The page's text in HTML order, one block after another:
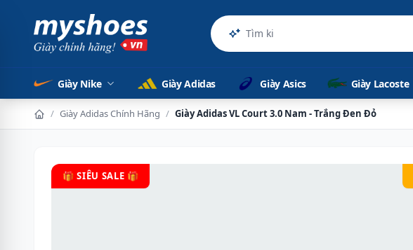
Sản phẩm
Giày Nike Giày Adidas Giày Asics Giày Lacoste
/ Giày Adidas Chính Hãng / Giày Adidas VL Court 3.0 Nam - Trắng Đen Đỏ
🎁 SIÊU SALE 🎁